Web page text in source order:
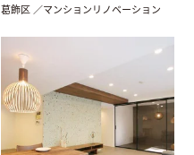
葛飾区 ／マンションリノベーション